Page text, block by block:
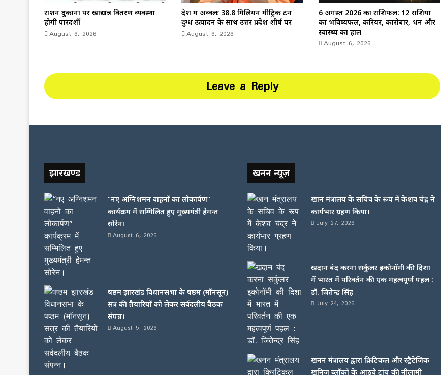
राशन दुकानों पर खाद्यान्न वितरण व्यवस्था
होगी पारदर्शी
August 6, 2026
देश में अव्वलः 38.8 मिलियन मीट्रिक टन
दुग्ध उत्पादन के साथ उत्तर प्रदेश शीर्ष पर
August 6, 2026
6 अगस्त 2026 का राशिफल: 12 राशियों
का भविष्यफल, करियर, कारोबार, धन और
स्वास्थ्य का हाल
August 6, 2026
Leave a Reply
झारखण्ड
“नए अग्निशमन वाहनों का लोकार्पण”
कार्यक्रम में सम्मिलित हुए मुख्यमंत्री हेमन्त
सोरेन।
August 6, 2026
षष्ठम झारखंड विधानसभा के षष्ठम (मॉनसून)
सत्र की तैयारियों को लेकर सर्वदलीय बैठक
संपन्न।
August 5, 2026
खनन न्यूज़
खान मंत्रालय के सचिव के रूप में केशव चंद्र ने
कार्यभार ग्रहण किया।
July 27, 2026
खदान बंद करना सर्कुलर इकोनॉमी की दिशा
में भारत में परिवर्तन की एक महत्वपूर्ण पहल :
डॉ. जितेन्द्र सिंह
July 24, 2026
खनन मंत्रालय द्वारा क्रिटिकल और स्ट्रैटेजिक
खनिज ब्लॉकों के आठवे ट्रांच की नीलामी